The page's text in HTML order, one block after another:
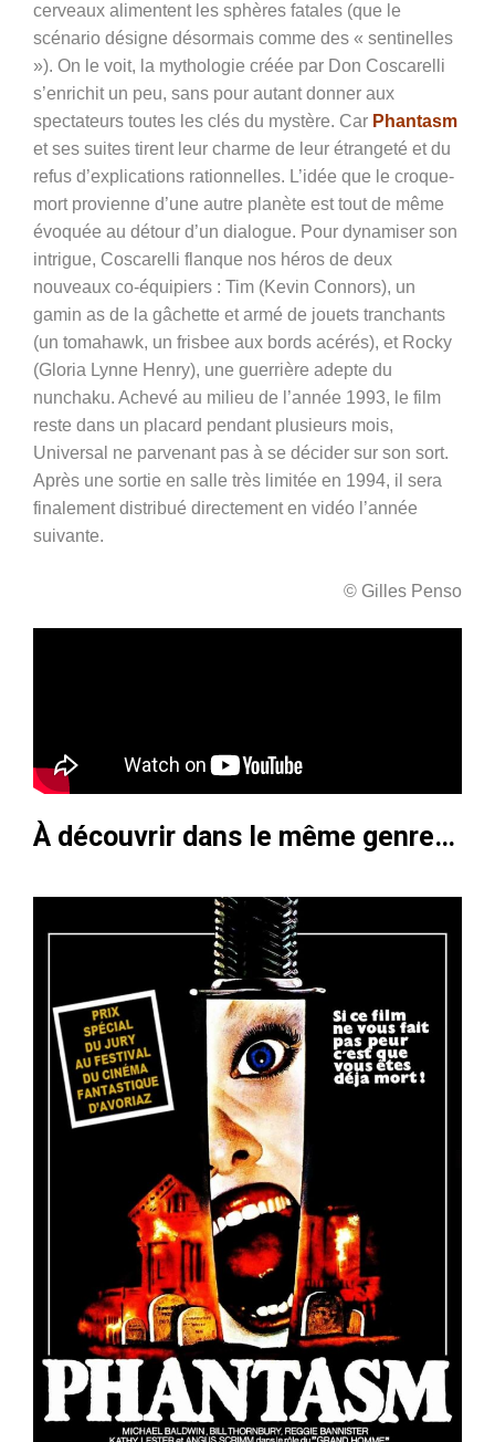
cerveaux alimentent les sphères fatales (que le
scénario désigne désormais comme des « sentinelles
»). On le voit, la mythologie créée par Don Coscarelli
s’enrichit un peu, sans pour autant donner aux
spectateurs toutes les clés du mystère. Car Phantasm
et ses suites tirent leur charme de leur étrangeté et du
refus d’explications rationnelles. L’idée que le croque-
mort provienne d’une autre planète est tout de même
évoquée au détour d’un dialogue. Pour dynamiser son
intrigue, Coscarelli flanque nos héros de deux
nouveaux co-équipiers : Tim (Kevin Connors), un
gamin as de la gâchette et armé de jouets tranchants
(un tomahawk, un frisbee aux bords acérés), et Rocky
(Gloria Lynne Henry), une guerrière adepte du
nunchaku. Achevé au milieu de l’année 1993, le film
reste dans un placard pendant plusieurs mois,
Universal ne parvenant pas à se décider sur son sort.
Après une sortie en salle très limitée en 1994, il sera
finalement distribué directement en vidéo l’année
suivante.
© Gilles Penso
À découvrir dans le même genre…